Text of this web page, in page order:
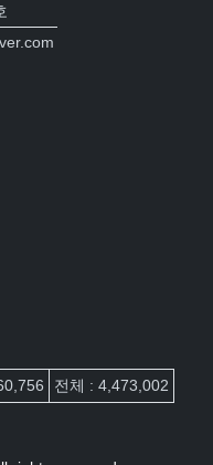
전체 : 4,473,002